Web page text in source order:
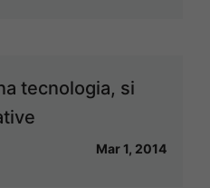
tecnologia, si
Mar 1, 2014